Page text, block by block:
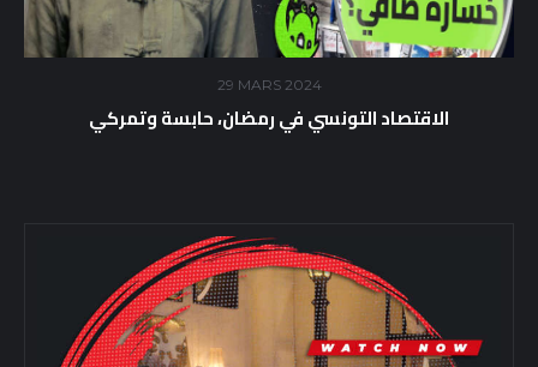
29 MARS 2024
الاقتصاد التونسي في رمضان، حابسة وتمركي